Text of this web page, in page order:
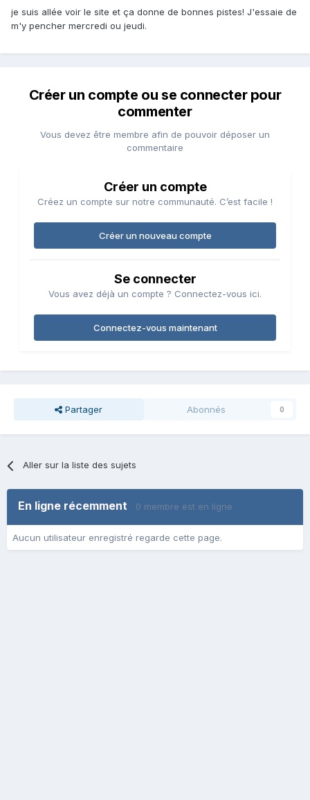
je suis allée voir le site et ça donne de bonnes pistes! J'essaie de
m'y pencher mercredi ou jeudi.
Créer un compte ou se connecter pour
commenter
Vous devez être membre afin de pouvoir déposer un
commentaire
Créer un compte
Créez un compte sur notre communauté. C’est facile !
Créer un nouveau compte
Se connecter
Vous avez déjà un compte ? Connectez-vous ici.
Connectez-vous maintenant
Partager Abonnés 0
Aller sur la liste des sujets
En ligne récemment 0 membre est en ligne
Aucun utilisateur enregistré regarde cette page.